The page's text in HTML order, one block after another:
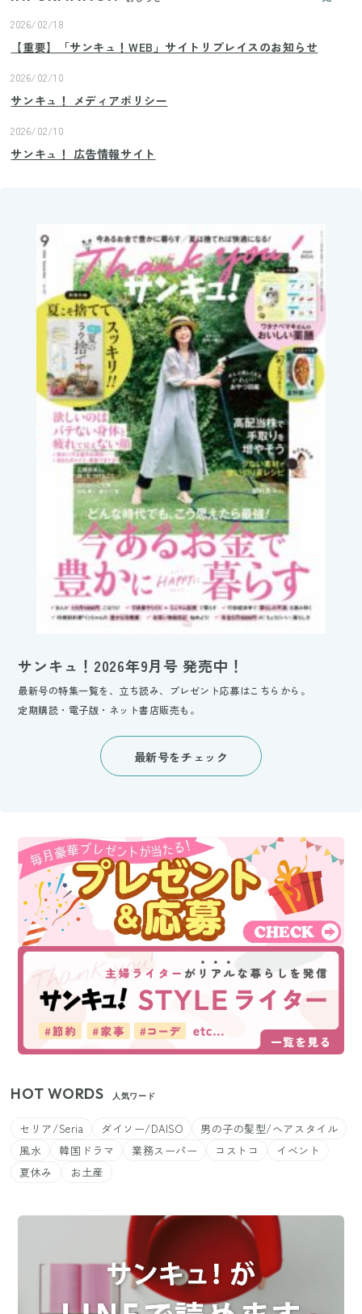
2026/02/18
【重要】「サンキュ！WEB」サイトリプレイスのお知らせ
2026/02/10
サンキュ！ メディアポリシー
2026/02/10
サンキュ！ 広告情報サイト
サンキュ！2026年9月号 発売中！
最新号の特集一覧を、立ち読み、プレゼント応募はこちらから。
定期購読・電子版・ネット書店販売も。
最新号をチェック
HOT WORDS 人気ワード
セリア/Seria ダイソー/DAISO
男の子の髪型/ヘアスタイル
風水
韓国ドラマ 業務スーパー コストコ
イベント
夏休み
お土産